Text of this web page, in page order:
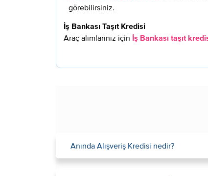
görebilirsiniz.
İş Bankası Taşıt Kredisi
Araç alımlarınız için İş Bankası taşıt
Anında Alışveriş Kredisi nedir?